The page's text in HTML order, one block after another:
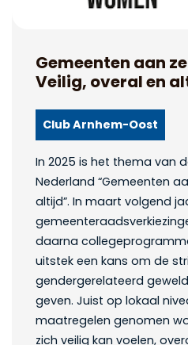
Gemeenten aan
Veilig, overal en
Club Arnhem-Oost
In 2025 is het thema van
Nederland “Gemeenten
altijd”. In maart volgend
daarna
uitstek een kans om de
gendergerelateerd
geven. Juist op lokaal
maatregelen genomen
zich veilig kan voelen,